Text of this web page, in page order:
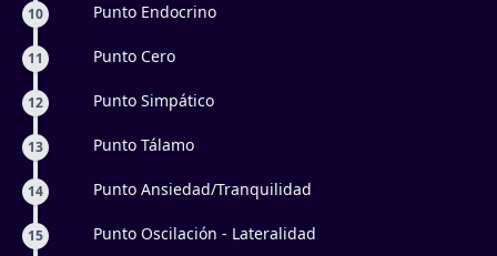
10 Punto Endocrino
11 Punto Cero
12 Punto Simpático
13 Punto Tálamo
14 Punto Ansiedad/Tranquilidad
15 Punto Oscilación - Lateralidad